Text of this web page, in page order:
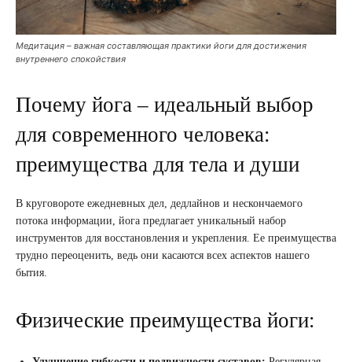
Медитация – важная составляющая практики йоги для достижения
внутреннего спокойствия
Почему йога – идеальный выбор
для современного человека:
преимущества для тела и души
В круговороте ежедневных дел, дедлайнов и нескончаемого
потока информации, йога предлагает уникальный набор
инструментов для восстановления и укрепления. Ее преимущества
трудно переоценить, ведь они касаются всех аспектов нашего
бытия.
Физические преимущества йоги: